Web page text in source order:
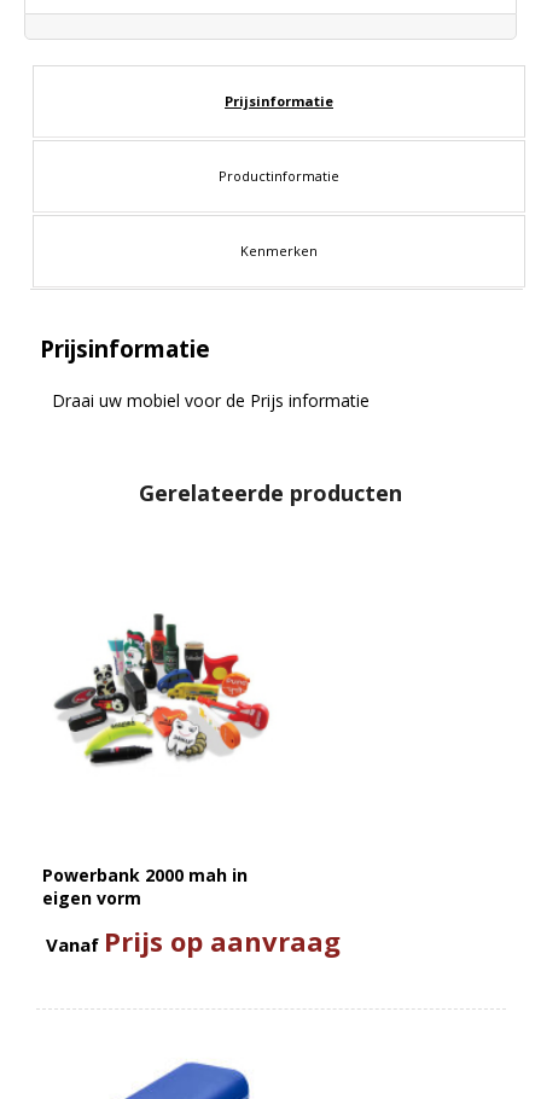
Prijsinformatie
Productinformatie
Kenmerken
Prijsinformatie
Draai uw mobiel voor de Prijs informatie
Gerelateerde producten
Powerbank 2000 mah in
eigen vorm
Vanaf Prijs op aanvraag